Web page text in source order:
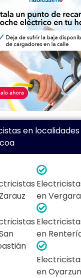
en
en Vergara
en
en Oyarzun